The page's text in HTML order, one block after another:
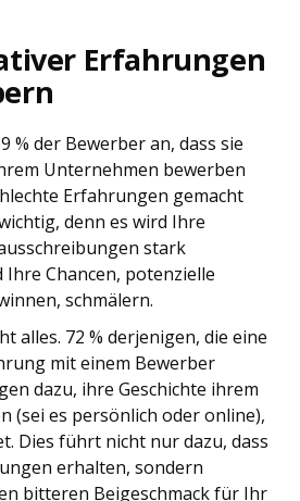
Erfahrungen
% der Bewerber an, dass sie
Unternehmen bewerben
Erfahrungen gemacht
denn es wird Ihre
stark
Chancen, potenzielle
schmälern.
alles. 72 % derjenigen, die eine
mit einem Bewerber
dazu, ihre Geschichte ihrem
(sei es persönlich oder online),
Dies führt nicht nur dazu, dass
erhalten, sondern
bitteren Beigeschmack für Ihr